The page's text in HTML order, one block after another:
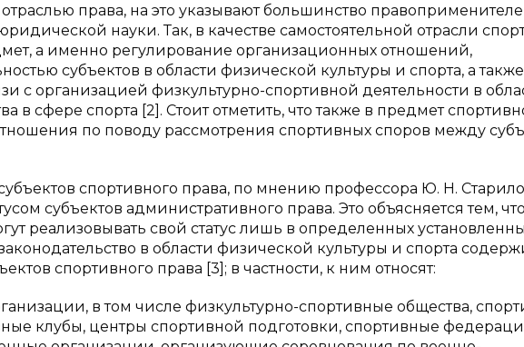
права, на это указывают большинство
науки. Так, в качестве самостоятельной отрасли
а именно регулирование организационных отношений,
субъектов в области физической культуры и спорта, а также
с организацией физкультурно-спортивной деятельности в
в сфере спорта [2]. Стоит отметить, что также в предмет
по поводу рассмотрения спортивных споров между
субъектов спортивного права, по мнению профессора Ю. Н.
субъектов административного права. Это объясняется тем, что
реализовывать свой статус лишь в определенных
в области физической культуры и спорта
спортивного права [3]; в частности, к ним относят:
в том числе физкультурно-спортивные общества,
клубы, центры спортивной подготовки, спортивные